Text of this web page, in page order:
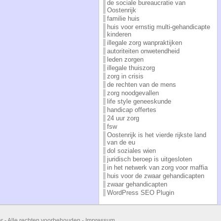
de sociale bureaucratie van
Oostenrijk
familie huis
huis voor ernstig multi-gehandicapte
kinderen
illegale zorg wanpraktijken
autoriteiten onwetendheid
leden zorgen
illegale thuiszorg
zorg in crisis
de rechten van de mens
zorg noodgevallen
life style geneeskunde
handicap offertes
24 uur zorg
fsw
Oostenrijk is het vierde rijkste land
van de eu
dol soziales wien
juridisch beroep is uitgesloten
in het netwerk van zorg voor maffia
huis voor de zwaar gehandicapten
zwaar gehandicapten
WordPress SEO Plugin